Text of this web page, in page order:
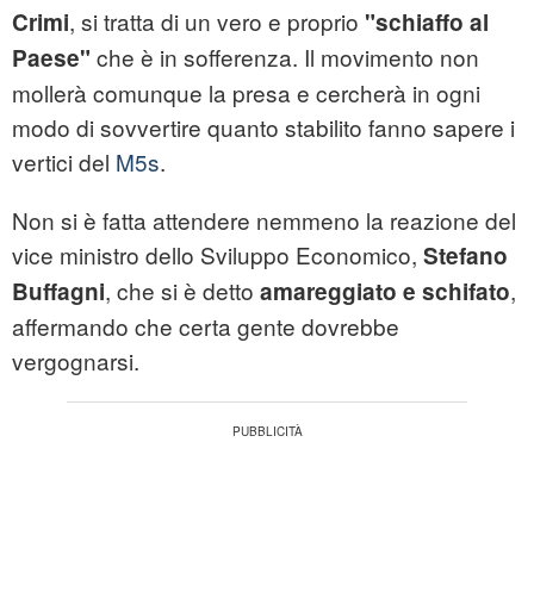
Crimi, si tratta di un vero e proprio "schiaffo al
Paese" che è in sofferenza. Il movimento non
mollerà comunque la presa e cercherà in ogni
modo di sovvertire quanto stabilito fanno sapere i
vertici del M5s.
Non si è fatta attendere nemmeno la reazione del
vice ministro dello Sviluppo Economico, Stefano
Buffagni, che si è detto amareggiato e schifato,
affermando che certa gente dovrebbe
vergognarsi.